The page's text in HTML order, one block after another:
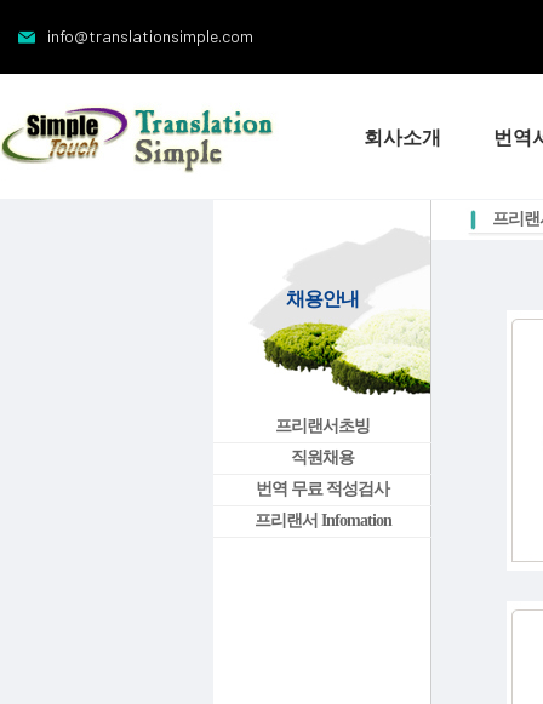
info@translationsimple.com
회사소개 번역
채용안내
프리랜서초빙
직원채용
번역 무료 적성검사
프리랜서 Infomation
프리랜